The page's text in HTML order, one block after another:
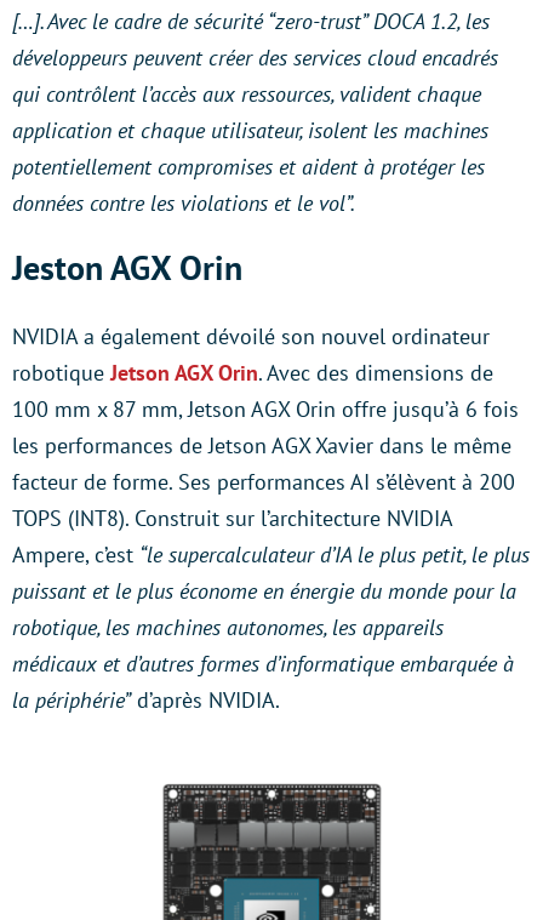
[…]. Avec le cadre de sécurité “zero-trust” DOCA 1.2, les
développeurs peuvent créer des services cloud encadrés
qui contrôlent l’accès aux ressources, valident chaque
application et chaque utilisateur, isolent les machines
potentiellement compromises et aident à protéger les
données contre les violations et le vol”.
Jeston AGX Orin
NVIDIA a également dévoilé son nouvel ordinateur
robotiqueJetson AGX Orin. Avec des dimensions de
100 mm x 87 mm, Jetson AGX Orin offre jusqu’à 6 fois
les performances de Jetson AGX Xavier dans le même
facteur de forme. Ses performances AI s’élèvent à 200
TOPS (INT8). Construit sur l’architecture NVIDIA
Ampere, c’est “le supercalculateur d’IA le plus petit, le plus
puissant et le plus économe en énergie du monde pour la
robotique, les machines autonomes, les appareils
médicaux et d’autres formes d’informatique embarquée à
la périphérie”d’après NVIDIA.